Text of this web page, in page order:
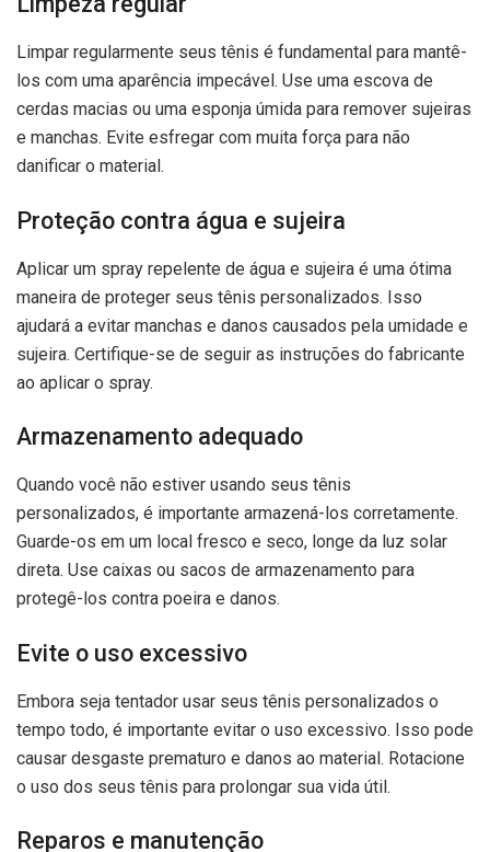
Limpar regularmente seus tênis é fundamental para mantê-
los com uma aparência impecável. Use uma escova de
cerdas macias ou uma esponja úmida para remover sujeiras
e manchas. Evite esfregar com muita força para não
danificar o material.
Proteção contra água e sujeira
Aplicar um spray repelente de água e sujeira é uma ótima
maneira de proteger seus tênis personalizados. Isso
ajudará a evitar manchas e danos causados pela umidade e
sujeira. Certifique-se de seguir as instruções do fabricante
ao aplicar o spray.
Armazenamento adequado
Quando você não estiver usando seus tênis
personalizados, é importante armazená-los corretamente.
Guarde-os em um local fresco e seco, longe da luz solar
direta. Use caixas ou sacos de armazenamento para
protegê-los contra poeira e danos.
Evite o uso excessivo
Embora seja tentador usar seus tênis personalizados o
tempo todo, é importante evitar o uso excessivo. Isso pode
causar desgaste prematuro e danos ao material. Rotacione
o uso dos seus tênis para prolongar sua vida útil.
Reparos e manutenção